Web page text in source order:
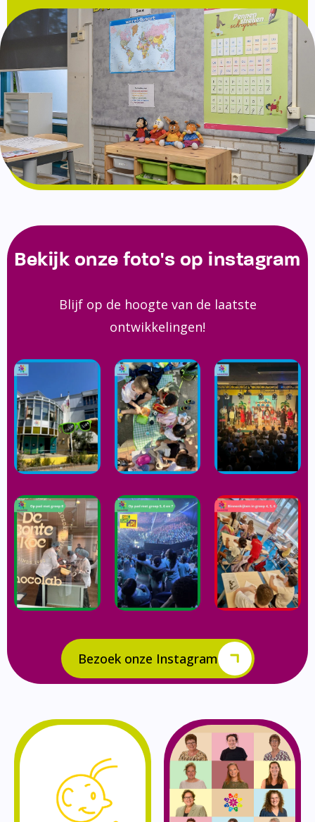
Bekijk onze foto's op instagram
Blijf op de hoogte van de laatste
ontwikkelingen!
Bezoek onze Instagram